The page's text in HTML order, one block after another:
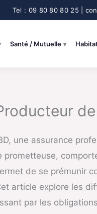
Santé / Mutuelle
une assurance
prometteuse,
de se prémunir
article explore les
par les